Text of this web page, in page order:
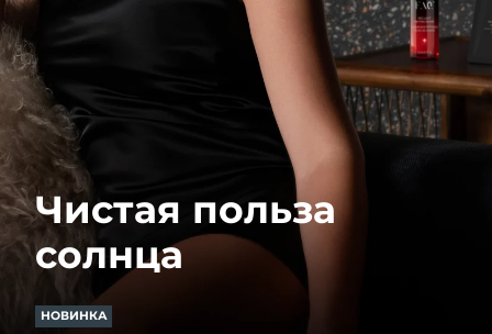
Чистая польза
солнца
НОВИНКА